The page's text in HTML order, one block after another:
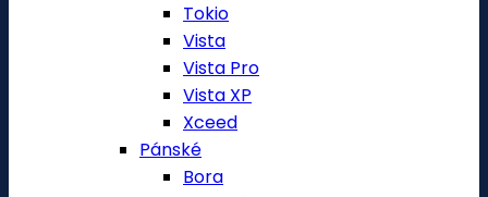
Tokio
Vista
Vista Pro
Vista XP
Xceed
Pánské
Bora